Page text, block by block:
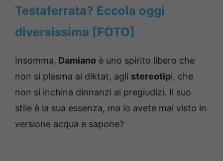
Testaferrata? Eccola oggi
diversissima [FOTO]
Insomma, Damiano è uno spirito libero che
non si plasma ai diktat, agli stereotipi, che
non si inchina dinnanzi ai pregiudizi. Il suo
stile è la sua essenza, ma lo avete mai visto in
versione acqua e sapone?